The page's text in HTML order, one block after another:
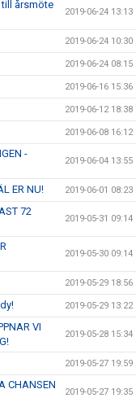
till årsmöte
2019-06-24 13:13
2019-06-24 10:30
2019-06-24 08:15
2019-06-16 15:36
2019-06-12 18:38
2019-06-08 16:12
-
2019-06-04 13:55
ER NU! 2019-06-01 08:23
72
2019-05-31 09:14
2019-05-30 09:14
2019-05-29 18:56
2019-05-29 13:22
VI
2019-05-28 15:34
2019-05-27 19:59
CHANSEN
2019-05-27 19:35